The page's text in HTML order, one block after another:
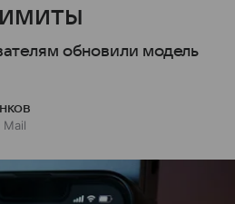
обновили модель
Mail